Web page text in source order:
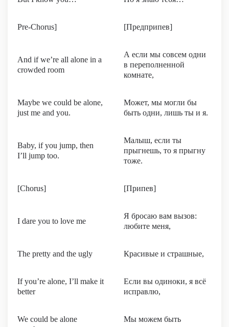
Pre-Chorus] [Предприпев]
And if we’re all alone in a
crowded room
А если мы совсем одни
в переполненной
комнате,
Maybe we could be alone,
just me and you.
Может, мы могли бы
быть одни, лишь ты и я.
Baby, if you jump, then
I’ll jump too.
Малыш, если ты
прыгнешь, то я прыгну
тоже.
[Chorus] [Припев]
I dare you to love me
Я бросаю вам вызов:
любите меня,
The pretty and the ugly Красивые и страшные,
If you’re alone, I’ll make it
better
Если вы одиноки, я всё
исправлю,
We could be alone
Мы можем быть